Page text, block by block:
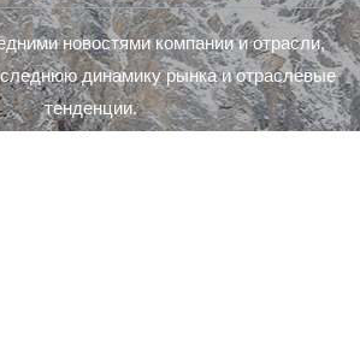
новостями компании и отрасли,
динамику рынка и отраслевые
тенденции.